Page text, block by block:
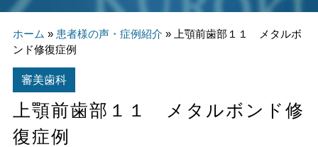
ホーム » 患者様の声・症例紹介 »
上顎前歯部１１ メタルボ
ンド修復症例
審美歯科
上顎前歯部１１ メタルボンド修
復症例